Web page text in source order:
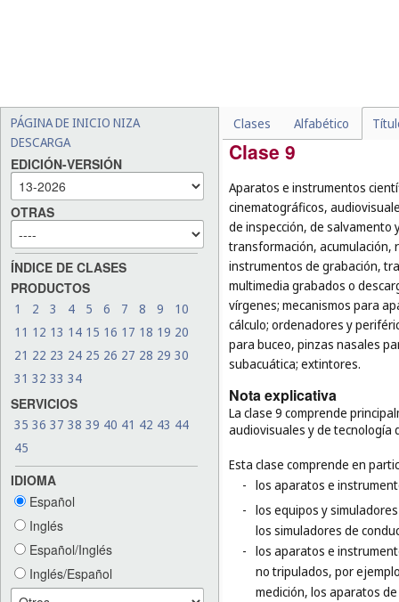
PÁGINA DE INICIO NIZA
DESCARGA
EDICIÓN-VERSIÓN
OTRAS
ÍNDICE DE CLASES
PRODUCTOS
1 2 3 4 5 6 7 8 9
10
11 12 13 14 15 16 17 18 19 20
21 22 23 24 25 26 27 28 29 30
31 32 33 34
SERVICIOS
35 36 37 38 39 40 41 42 43 44
45
IDIOMA
Español
Inglés
Español/Inglés
Inglés/Español
Clases Alfabético
las armas de esgrima (cl.
Clase 9
Aparatos e instrumentos
cinematográficos,
de inspección, de salvamento
transformación, acumulación,
instrumentos de grabación,
multimedia grabados o
vírgenes; mecanismos para
cálculo; ordenadores y
para buceo, pinzas nasales
subacuática; extintores.
Nota explicativa
La clase 9 comprende
audiovisuales y de tecnología
Esta clase comprende en
- los aparatos e
- los equipos y
los simuladores de
- los aparatos e
no tripulados, por
medición, los aparatos